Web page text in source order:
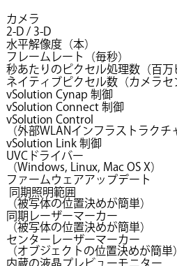
カメラ
2-D / 3-D
水平解像度（本）
フレームレート（毎秒）
秒あたりのピクセル処理数（百万
ネイティブピクセル数（カメラセ
vSolution Cynap 制御
vSolution Connect 制御
vSolution Control
（外部WLANインフラストラクチ
vSolution Link 制御
UVCドライバー
（Windows, Linux, Mac OS X）
ファームウェアアップデート
同期照明範囲
（被写体の位置決めが簡単）
同期レーザーマーカー
（被写体の位置決めが簡単）
センターレーザーマーカー
（オブジェクトの位置決めが簡単
内蔵の液晶プレビューモニター